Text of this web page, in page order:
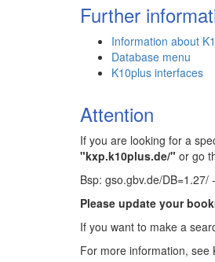
Further
Information about
Database menu
K10plus interfaces
Attention
If you are looking for a
"kxp.k10plus.de/" or go
Bsp: gso.gbv.de/
Please update your
If you want to make a
For more information, see